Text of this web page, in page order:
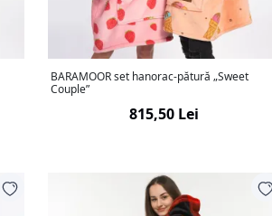
BARAMOOR set hanorac-pătură „Sweet
Couple”
815,50 Lei